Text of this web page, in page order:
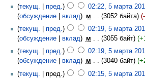
текущ.
пред. 02:22, 5 марта
обсуждение
вклад м 3052 байта
текущ.
пред. 02:19, 5 марта
обсуждение
вклад м 3055 байт
текущ.
пред. 02:19, 5 марта
обсуждение
вклад м 3040 байт
текущ.
пред. 02:15, 5 марта